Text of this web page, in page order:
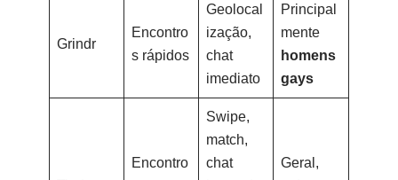
Grindr
Encontro
s rápidos
Geolocal
ização,
chat
imediato
Principal
mente
homens
gays
Encontro
Swipe,
match,
chat
Geral,